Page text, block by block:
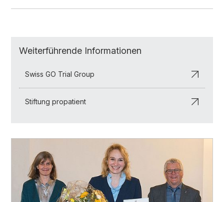
Weiterführende Informationen
Swiss GO Trial Group
Stiftung propatient